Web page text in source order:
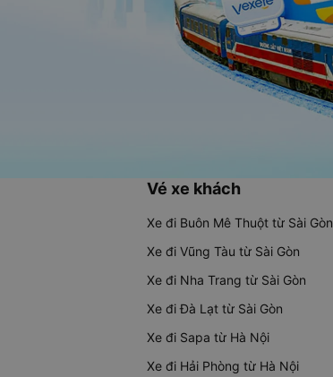
Vé xe khách
Xe đi Buôn Mê Thuột từ Sài Gòn
Xe đi Vũng Tàu từ Sài Gòn
Xe đi Nha Trang từ Sài Gòn
Xe đi Đà Lạt từ Sài Gòn
Xe đi Sapa từ Hà Nội
Xe đi Hải Phòng từ Hà Nội